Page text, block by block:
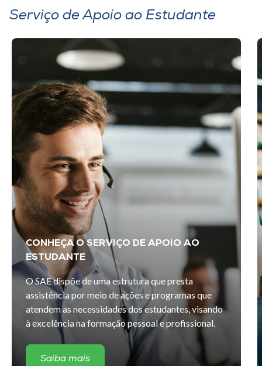
Serviço de Apoio ao Estudante
CONHEÇA O SERVIÇO DE APOIO AO
ESTUDANTE
O SAE dispõe de uma estrutura que presta
assistência por meio de ações e programas que
atendem as necessidades dos estudantes, visando
à excelência na formação pessoal e profissional.
Saiba mais